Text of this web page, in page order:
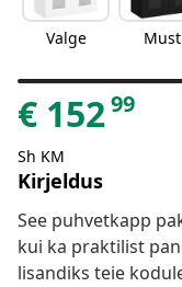
Valge Must
€ 15299
Sh KM
Kirjeldus
See puhvetkapp
kui ka praktilist
lisandiks teie